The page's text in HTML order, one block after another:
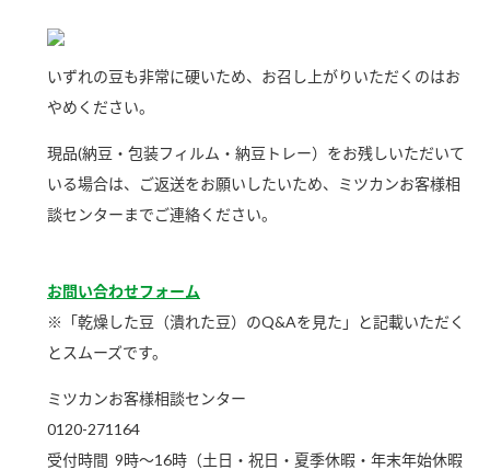
味ぽん
ぽん酢
かおりの蔵
つゆ
鍋なび
三ツ判山吹
千夜
スペシャルサイト
お酢を知ろう！
ミツカンを知る
環境への取り組み
ZENB initiative
各部門が大切にしていること
おいしさと健康への取り組み
採用情報
ニュースリリース
お客様の声をいかしました
販売終了製品のご案内
よくあるご質問
お問い合わせ
いずれの豆も非常に硬いため、お召し上がりいただくのはお
やめください。
現品(納豆・包装フィルム・納豆トレー）をお残しいただいて
いる場合は、ご返送をお願いしたいため、ミツカンお客様相
談センターまでご連絡ください。
お問い合わせフォーム
※「乾燥した豆（潰れた豆）のQ&Aを見た」と記載いただく
とスムーズです。
ミツカンお客様相談センター
0120-271164
受付時間 9時～16時（土日・祝日・夏季休暇・年末年始休暇